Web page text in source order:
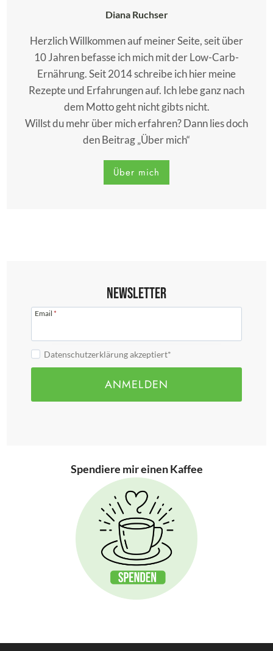
Diana Ruchser
Herzlich Willkommen auf meiner Seite, seit über
10 Jahren befasse ich mich mit der Low-Carb-
Ernährung. Seit 2014 schreibe ich hier meine
Rezepte und Erfahrungen auf. Ich lebe ganz nach
dem Motto geht nicht gibts nicht.
Willst du mehr über mich erfahren? Dann lies doch
den Beitrag „Über mich“
Über mich
Newsletter
Email *
Datenschutzerklärung akzeptiert*
ANMELDEN
Spendiere mir einen Kaffee